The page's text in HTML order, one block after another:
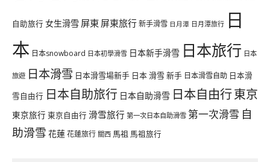
自助旅行 女生滑雪 屏東 屏東旅行新手滑雪 日月潭 日月潭旅行 日
本 日本snowboard 日本初學滑雪 日本新手滑雪 日本旅行 日本
旅遊 日本滑雪 日本滑雪場新手 日本 滑雪 新手 日本滑雪自助 日本滑
雪自由行 日本自助旅行 日本自助滑雪 日本自由行東京
東京旅行 東京自由行 滑雪旅行 第一次日本自助滑雪 第一次滑雪 自
助滑雪 花蓮花蓮旅行 關西 馬祖 馬祖旅行